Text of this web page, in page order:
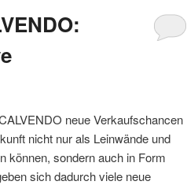
neue Verkaufschancen
nicht nur als Leinwände und
können, sondern auch in Form
sich dadurch viele neue